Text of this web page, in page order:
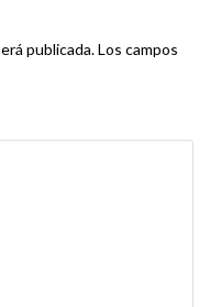
publicada.Los campos